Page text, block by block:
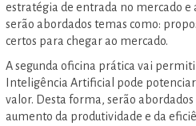
estratégia de entrada no mercado e
serão abordados temas como:
certos para chegar ao mercado.
A segunda oficina prática vai
Inteligência Artificial pode
valor. Desta forma, serão
aumento da produtividade e da